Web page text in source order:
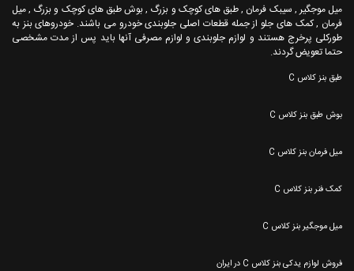
میل موجگیر , سیبک فرمان , طبق های کوچک و بزرگ , بوش طبق های کوچک و بزرگ , میل
فرمان , کمک های جلو از جمله قطعات اصلی جلوبندی خودرو می باشند. خودروهای بنز به
طورکلی پرخرج هستند و لوازم جلوبندی و لوازم مصرفی آنها باید پس از مدت مشخصی
حتما تعویض گردند.
طبق بنز کلاس C
بوش طبق بنز کلاس C
میل فرمان بنز کلاس C
کمک فنر بنز کلاس C
میل موجگیر بنز کلاس C
فروش لوازم یدکی بنز کلاس C در ایران